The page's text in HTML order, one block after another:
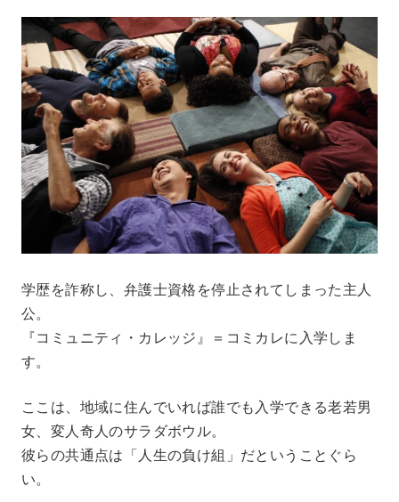
学歴を詐称し、弁護士資格を停止されてしまった主人
公。
『コミュニティ・カレッジ』＝コミカレに入学しま
す。
ここは、地域に住んでいれば誰でも入学できる老若男
女、変人奇人のサラダボウル。
彼らの共通点は「人生の負け組」だということぐら
い。